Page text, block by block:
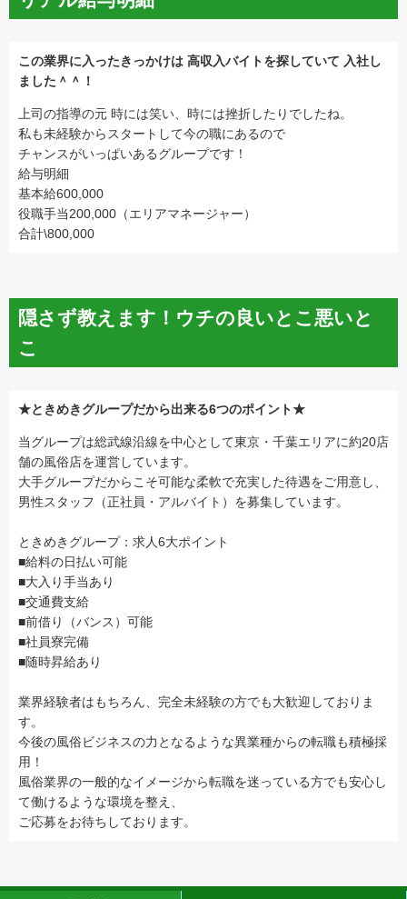
この業界に入ったきっかけは 高収入バイトを探していて 入社し
ました＾＾！
上司の指導の元 時には笑い、時には挫折したりでしたね。
私も未経験からスタートして今の職にあるので
チャンスがいっぱいあるグループです！
給与明細
基本給600,000
役職手当200,000（エリアマネージャー）
合計\800,000
隠さず教えます！ウチの良いとこ悪いと
こ
★ときめきグループだから出来る6つのポイント★
当グループは総武線沿線を中心として東京・千葉エリアに約20店
舗の風俗店を運営しています。
大手グループだからこそ可能な柔軟で充実した待遇をご用意し、
男性スタッフ（正社員・アルバイト）を募集しています。
ときめきグループ：求人6大ポイント
■給料の日払い可能
■大入り手当あり
■交通費支給
■前借り（バンス）可能
■社員寮完備
■随時昇給あり
業界経験者はもちろん、完全未経験の方でも大歓迎しておりま
す。
今後の風俗ビジネスの力となるような異業種からの転職も積極採
用！
風俗業界の一般的なイメージから転職を迷っている方でも安心し
て働けるような環境を整え、
ご応募をお待ちしております。